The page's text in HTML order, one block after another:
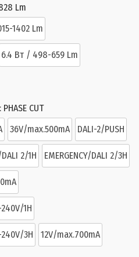
Lm
1402 Lm
6.4 Вт / 498-659 Lm
PHASE CUT
36V/max.500mA DALI-2/PUSH
DALI 2/1H EMERGENCY/DALI 2/3H
240V/1H
240V/3H 12V/max.700mA